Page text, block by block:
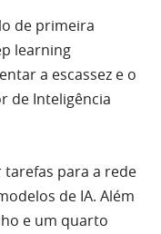
de primeira
learning
a escassez e o
de Inteligência
para a rede
de IA. Além
e um quarto